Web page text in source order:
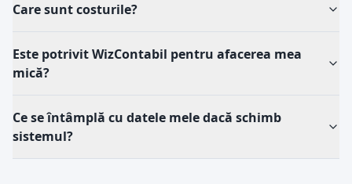
Care sunt costurile?
Este potrivit WizContabil pentru afacerea mea
mică?
Ce se întâmplă cu datele mele dacă schimb
sistemul?